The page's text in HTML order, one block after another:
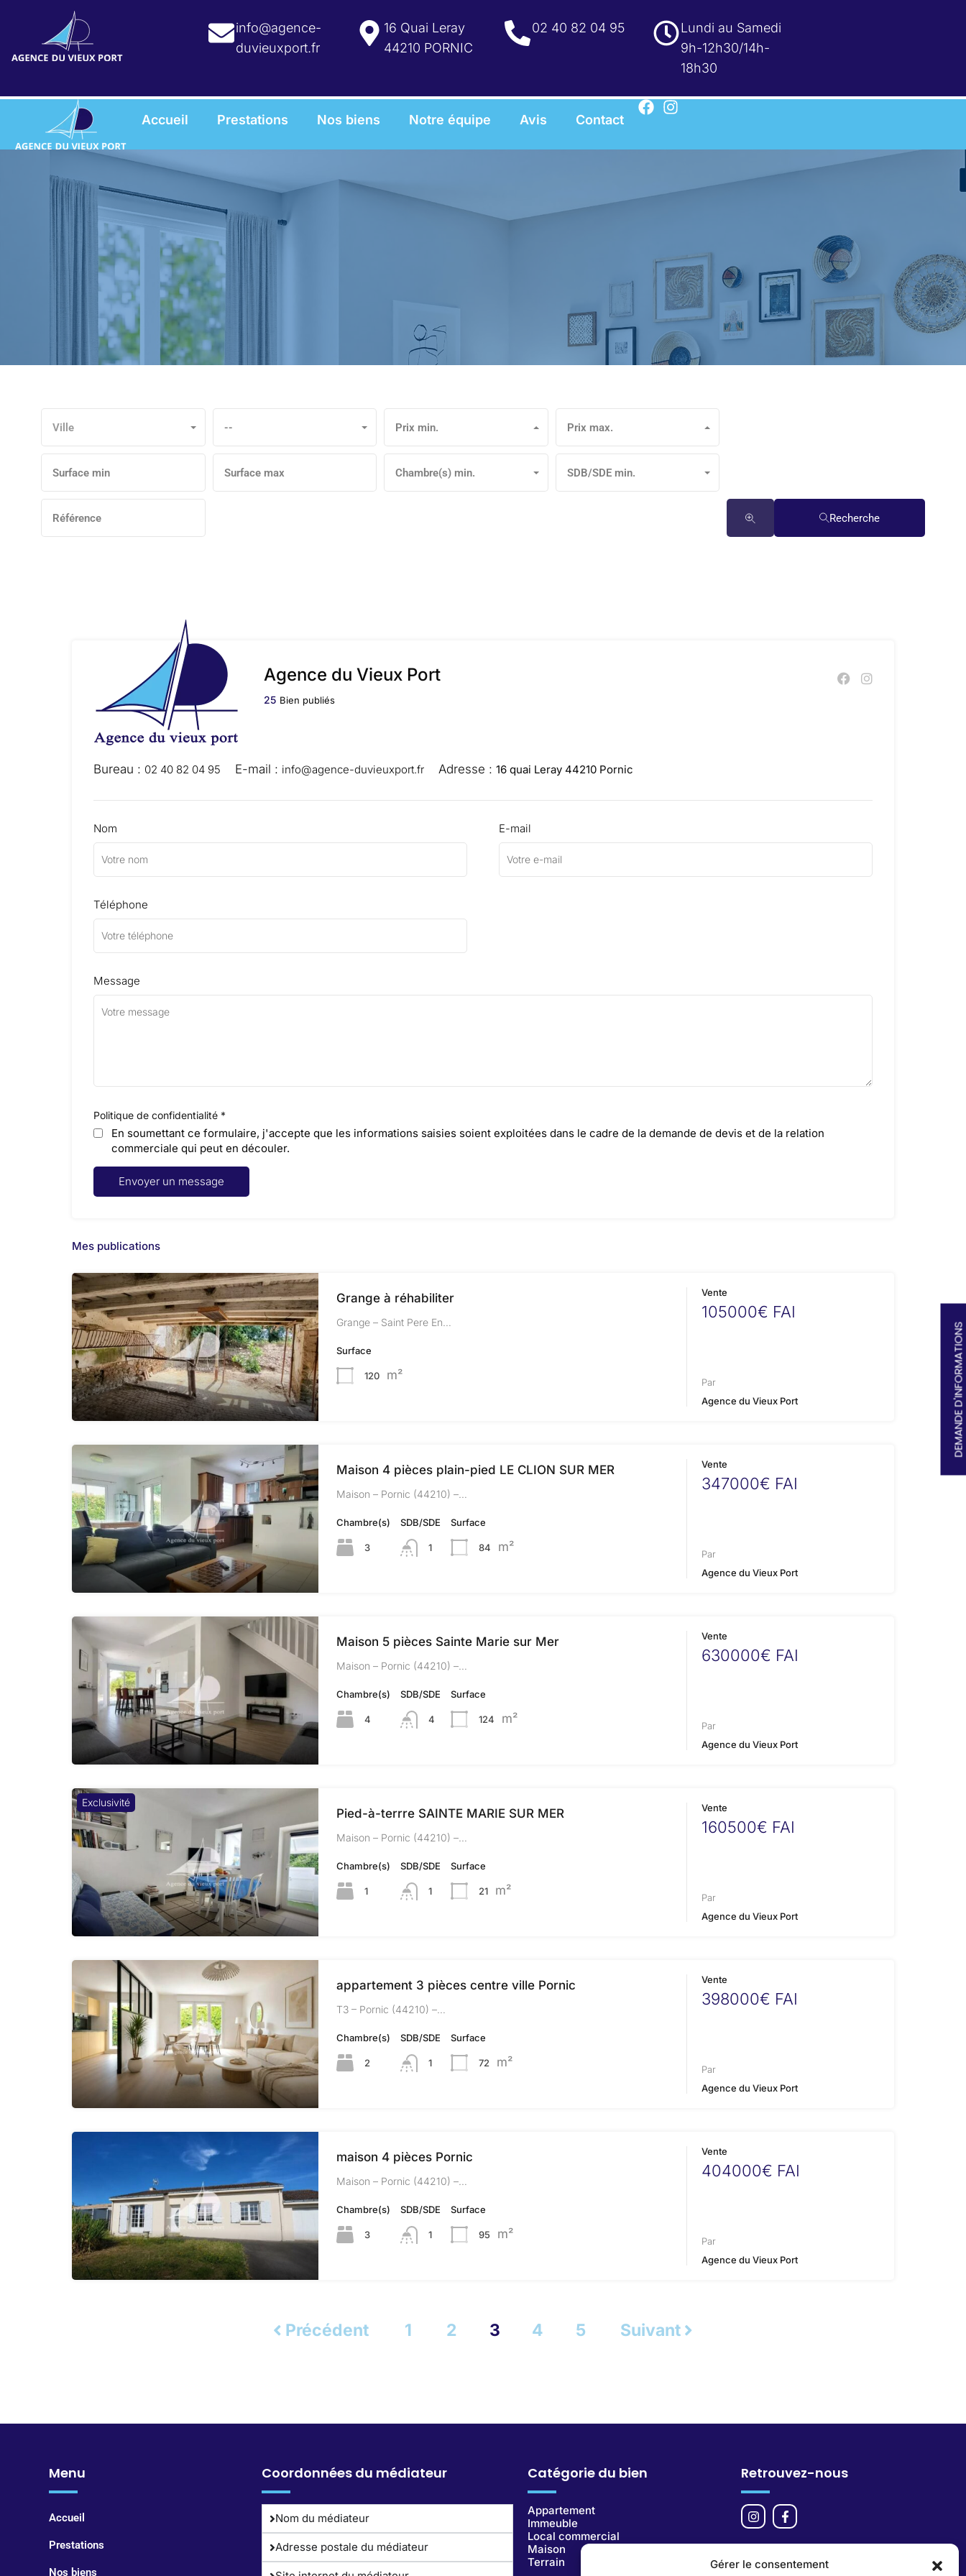
Gérer le consentement
info@agence-
duvieuxport.fr
16 Quai Leray
44210 PORNIC
02 40 82 04 95
Lundi au Samedi
9h-12h30/14h-
18h30
Accueil Prestations Nos biens Notre équipe Avis Contact
Ville -- Prix min. Prix max.
Chambre(s) min. SDB/SDE min.
Recherche
Agence du Vieux Port
25 Bien publiés
Bureau : 02 40 82 04 95 E-mail : info@agence-duvieuxport.fr Adresse : 16 quai Leray 44210 Pornic
Nom E-mail
Téléphone
Message
Politique de confidentialité *
En soumettant ce formulaire, j'accepte que les informations saisies soient exploitées dans le cadre de la demande de devis et de la relation
commerciale qui peut en découler.
Mes publications
Grange à réhabiliter
Grange – Saint Pere En…
Surface
120 m²
Vente
105000€ FAI
Par
Agence du Vieux Port
Maison 4 pièces plain-pied LE CLION SUR MER
Maison – Pornic (44210) –…
Chambre(s)
3
SDB/SDE
1
Surface
84 m²
Vente
347000€ FAI
Par
Agence du Vieux Port
Maison 5 pièces Sainte Marie sur Mer
Maison – Pornic (44210) –…
Chambre(s)
4
SDB/SDE
4
Surface
124 m²
Vente
630000€ FAI
Par
Agence du Vieux Port
Exclusivité
Pied-à-terrre SAINTE MARIE SUR MER
Maison – Pornic (44210) –…
Chambre(s)
1
SDB/SDE
1
Surface
21 m²
Vente
160500€ FAI
Par
Agence du Vieux Port
appartement 3 pièces centre ville Pornic
T3 – Pornic (44210) –…
Chambre(s)
2
SDB/SDE
1
Surface
72 m²
Vente
398000€ FAI
Par
Agence du Vieux Port
maison 4 pièces Pornic
Maison – Pornic (44210) –…
Chambre(s)
3
SDB/SDE
1
Surface
95 m²
Vente
404000€ FAI
Par
Agence du Vieux Port
Précédent 1 2 3 4 5 Suivant
Menu
Accueil
Prestations
Nos biens
Coordonnées du médiateur
Nom du médiateur
Adresse postale du médiateur
Catégorie du bien
Appartement
Immeuble
Local commercial
Maison
Terrain
Retrouvez-nous
DEMANDE D'INFORMATIONS